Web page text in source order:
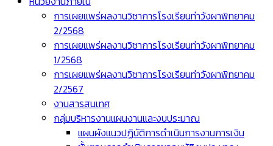
การเผยแพร่ผลงานวิชาการโรงเรียนท่าวังผาพิทยาคม
2/2568
การเผยแพร่ผลงานวิชาการโรงเรียนท่าวังผาพิทยาคม
1/2568
การเผยแพร่ผลงานวิชาการโรงเรียนท่าวังผาพิทยาคม
2/2567
งานสารสนเทศ
กลุ่มบริหารงานแผนงานและงบประมาณ
แผนผังแนวปฏิบัติการดำเนินการงานการเงิน